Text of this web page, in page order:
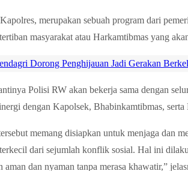
merupakan sebuah program dari
masyarakat atau Harkamtibmas yang
Dorong Penghijauan Jadi Gerakan
Polisi RW akan bekerja sama dengan
dengan Kapolsek, Bhabinkamtibmas,
memang disiapkan untuk menjaga dan
dari sejumlah konflik sosial. Hal ini
aman dan nyaman tanpa merasa khawatir,”